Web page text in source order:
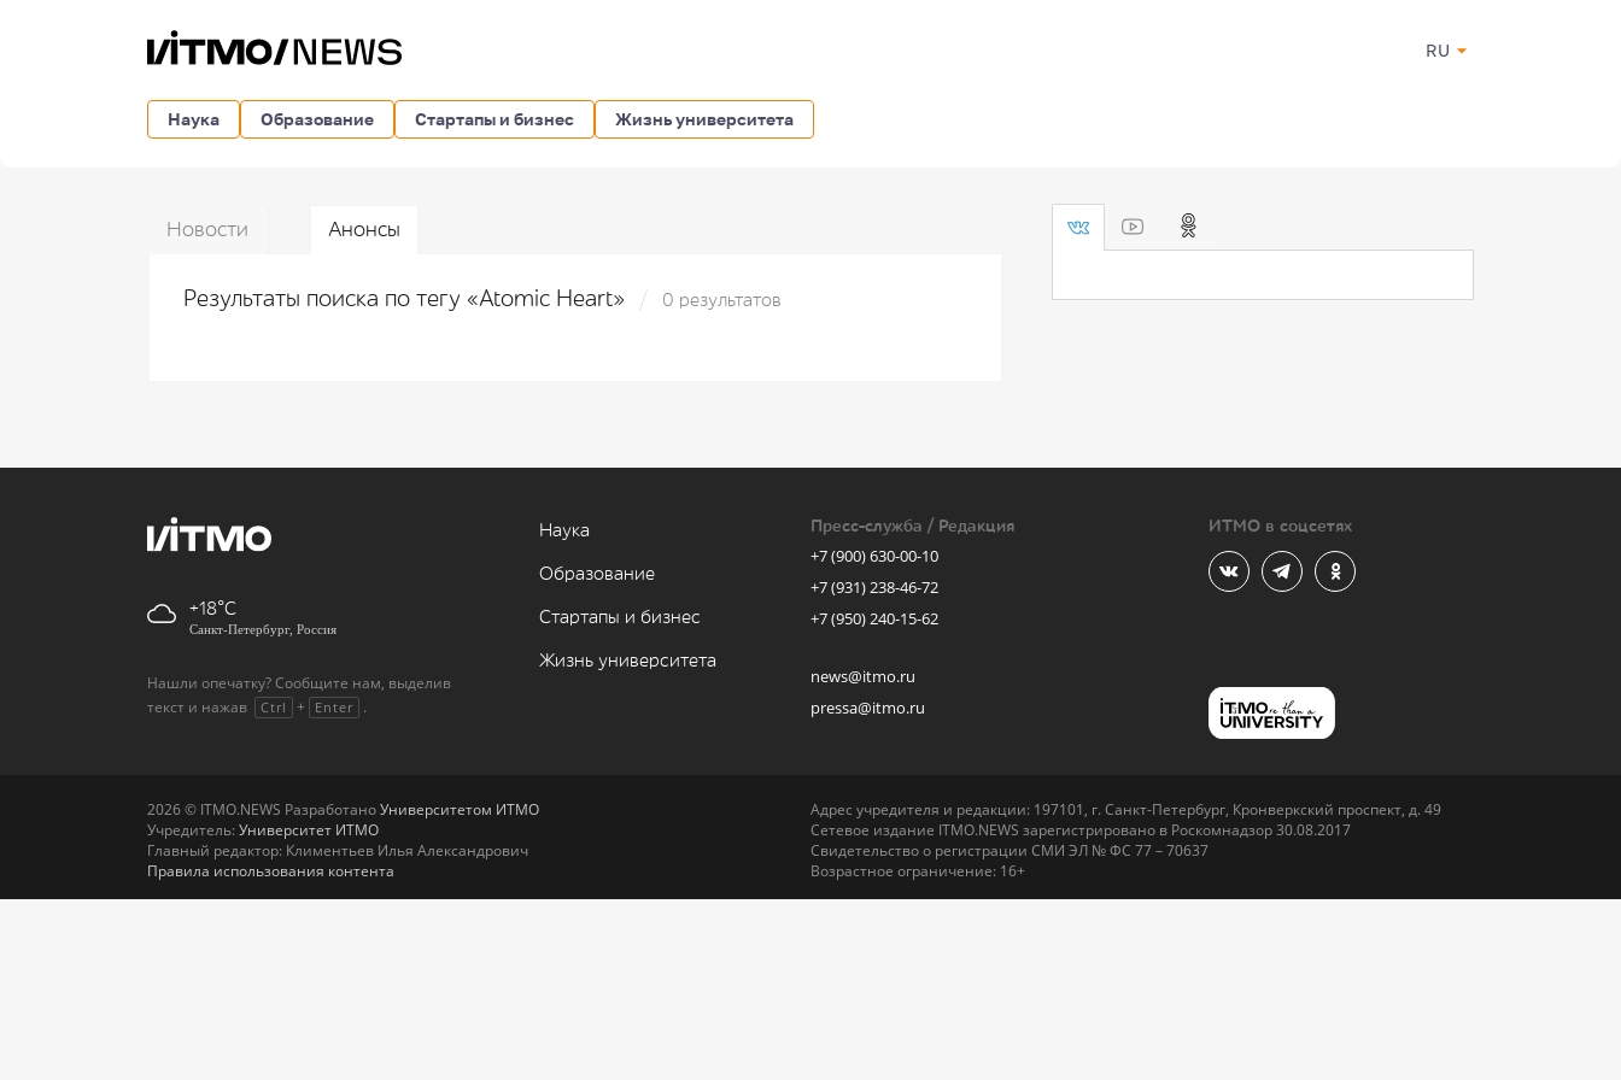
RU
Наука Образование Стартапы и бизнес Жизнь университета
Новости Анонсы
Результаты поиска по тегу «Atomic Heart» 0 результатов
+18
Санкт-Петербург, Россия
Нашли опечатку? Сообщите нам, выделив
текст и нажав
Ctrl + Enter .
Наука
Образование
Стартапы и бизнес
Жизнь университета
Пресс-служба / Редакция
+7 (900) 630-00-10
+7 (931) 238-46-72
+7 (950) 240-15-62
news@itmo.ru
pressa@itmo.ru
ИТМО в соцсетях
2026 © ITMO.NEWS РазработаноУниверситетом ИТМО
Учредитель: Университет ИТМО
Главный редактор: Климентьев Илья Александрович
Правила использования контента
Адрес учредителя и редакции: 197101, г. Санкт-Петербург, Кронверкский проспект, д. 49
Сетевое издание ITMO.NEWS зарегистрировано в Роскомнадзор 30.08.2017
Свидетельство о регистрации СМИ ЭЛ № ФС 77 – 70637
Возрастное ограничение: 16+